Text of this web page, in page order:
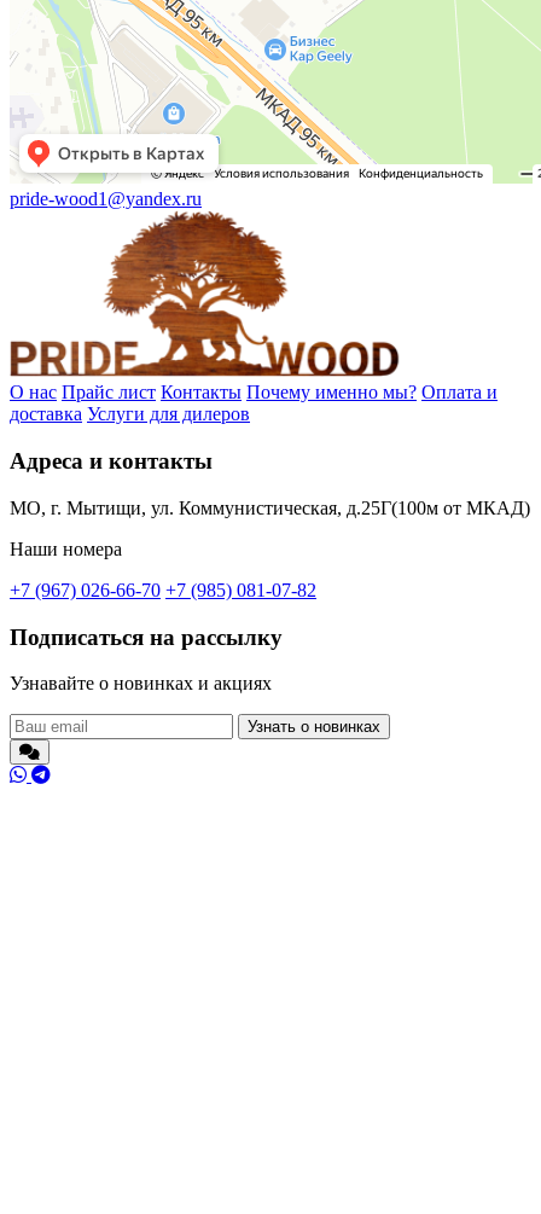
pride-wood1@yandex.ru
О нас Прайс лист Контакты Почему именно мы? Оплата и
доставка Услуги для дилеров
Адреса и контакты
МО, г. Мытищи, ул. Коммунистическая, д.25Г(100м от МКАД)
Наши номера
+7 (967) 026-66-70 +7 (985) 081-07-82
Подписаться на рассылку
Узнавайте о новинках и акциях
Узнать о новинках